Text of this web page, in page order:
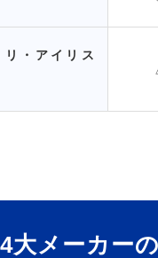
・アイリス
大メーカー